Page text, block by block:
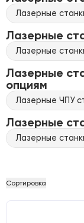
Лазерные
Лазерные
Лазерные
Лазерные
опциям
Лазерные ЧПУ
Лазерные
Лазерные
Сортировка